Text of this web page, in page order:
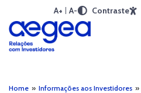
A+ A- Contraste
Home » Informações aos Investidores »